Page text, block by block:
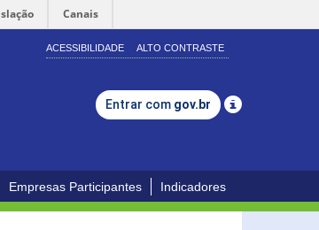
Canais
ACESSIBILIDADE ALTO CONTRASTE
Entrar com gov.br
Empresas Participantes Indicadores